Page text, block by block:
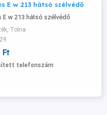
E w 213 hátsó szélvédő
E w 213 hátsó szélvédő
Tolna
Ft
telefonszám